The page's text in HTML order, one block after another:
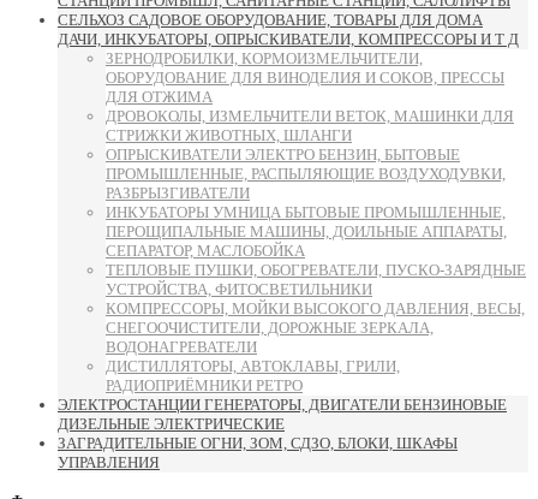
СЕЛЬХОЗ САДОВОЕ ОБОРУДОВАНИЕ, ТОВАРЫ ДЛЯ ДОМА
ДАЧИ, ИНКУБАТОРЫ, ОПРЫСКИВАТЕЛИ, КОМПРЕССОРЫ И Т Д
ЗЕРНОДРОБИЛКИ, КОРМОИЗМЕЛЬЧИТЕЛИ,
ОБОРУДОВАНИЕ ДЛЯ ВИНОДЕЛИЯ И СОКОВ, ПРЕССЫ
ДЛЯ ОТЖИМА
ДРОВОКОЛЫ, ИЗМЕЛЬЧИТЕЛИ ВЕТОК, МАШИНКИ ДЛЯ
СТРИЖКИ ЖИВОТНЫХ, ШЛАНГИ
ОПРЫСКИВАТЕЛИ ЭЛЕКТРО БЕНЗИН, БЫТОВЫЕ
ПРОМЫШЛЕННЫЕ, РАСПЫЛЯЮЩИЕ ВОЗДУХОДУВКИ,
РАЗБРЫЗГИВАТЕЛИ
ИНКУБАТОРЫ УМНИЦА БЫТОВЫЕ ПРОМЫШЛЕННЫЕ,
ПЕРОЩИПАЛЬНЫЕ МАШИНЫ, ДОИЛЬНЫЕ АППАРАТЫ,
СЕПАРАТОР, МАСЛОБОЙКА
ТЕПЛОВЫЕ ПУШКИ, ОБОГРЕВАТЕЛИ, ПУСКО-ЗАРЯДНЫЕ
УСТРОЙСТВА, ФИТОСВЕТИЛЬНИКИ
КОМПРЕССОРЫ, МОЙКИ ВЫСОКОГО ДАВЛЕНИЯ, ВЕСЫ,
СНЕГООЧИСТИТЕЛИ, ДОРОЖНЫЕ ЗЕРКАЛА,
ВОДОНАГРЕВАТЕЛИ
ДИСТИЛЛЯТОРЫ, АВТОКЛАВЫ, ГРИЛИ,
РАДИОПРИЁМНИКИ РЕТРО
ЭЛЕКТРОСТАНЦИИ ГЕНЕРАТОРЫ, ДВИГАТЕЛИ БЕНЗИНОВЫЕ
ДИЗЕЛЬНЫЕ ЭЛЕКТРИЧЕСКИЕ
ЗАГРАДИТЕЛЬНЫЕ ОГНИ, ЗОМ, СДЗО, БЛОКИ, ШКАФЫ
УПРАВЛЕНИЯ